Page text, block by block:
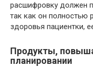
расшифровку должен
так как он полностью
здоровья пациентки,
Продукты,
планировании